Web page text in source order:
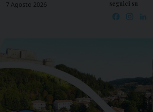
Skip7 Agosto 2026 seguici su